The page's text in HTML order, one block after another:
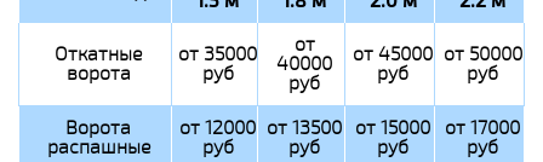
Откатные
ворота
от 35000
руб
от
40000
руб
от 45000
руб
от 50000
руб
Ворота
распашные
от 12000
руб
от 13500
руб
от 15000
руб
от 17000
руб